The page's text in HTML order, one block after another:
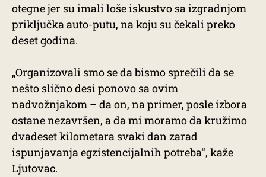
otegne jer su imali loše iskustvo sa izgradnjom
priključka auto-putu, na koju su čekali preko
deset godina.
„Organizovali smo se da bismo sprečili da se
nešto slično desi ponovo sa ovim
nadvožnjakom – da on, na primer, posle izbora
ostane nezavršen, a da mi moramo da kružimo
dvadeset kilometara svaki dan zarad
ispunjavanja egzistencijalnih potreba“, kaže
Ljutovac.